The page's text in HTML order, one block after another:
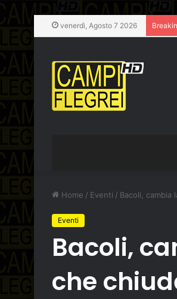
venerdì, Agosto 7 2026
Home / Eventi / Bacoli, cambia
Eventi
Bacoli,
che